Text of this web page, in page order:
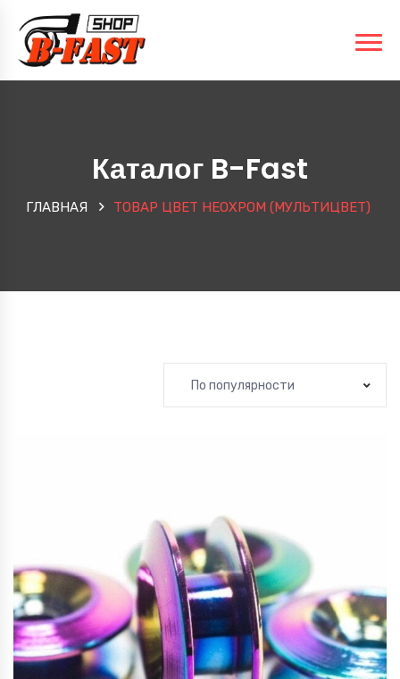
Каталог B-Fast
ГЛАВНАЯ ТОВАР ЦВЕТ НЕОХРОМ (МУЛЬТИЦВЕТ)
По популярности